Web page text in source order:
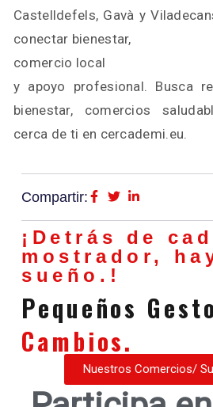
Castelldefels, Gavà y
conectar bienestar,
comercio local
y apoyo profesional. Busca
bienestar, comercios
cerca de ti en cercademi.eu.
Compartir:
¡Detrás de
mostrador,
sueño.!
Pequeños
Cambios.
Nuestros Comercios/